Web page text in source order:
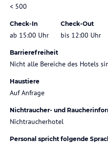
< 500
Check-In
ab 15:00 Uhr
Check-Out
bis 12:00 Uhr
Barrierefreiheit
Nicht alle Bereiche des Hotels
Haustiere
Auf Anfrage
Nichtraucher- und
Nichtraucherhotel
Personal spricht folgende